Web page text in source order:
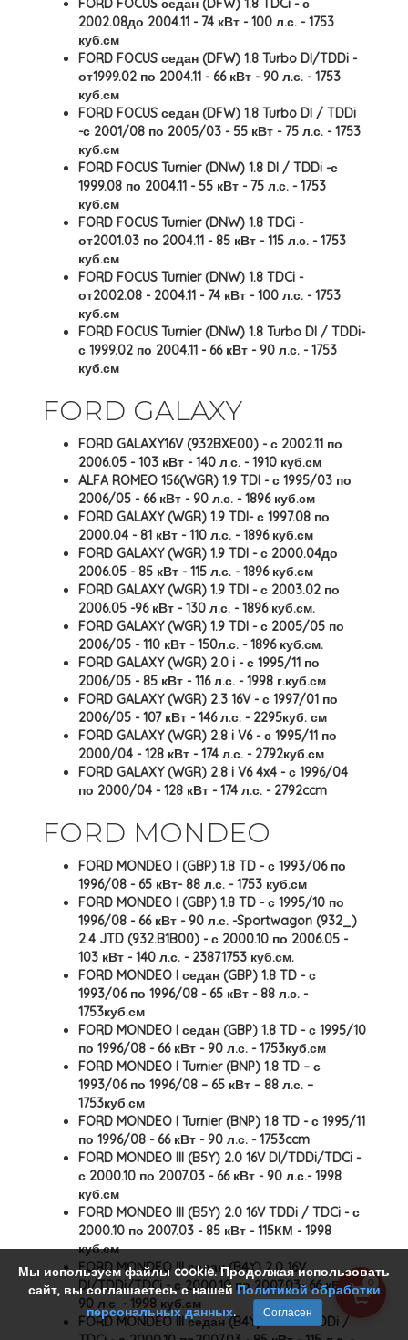
FORD FOCUS седан (DFW) 1.8 TDCi - с
2002.08до 2004.11 - 74 кВт - 100 л.с. - 1753
куб.см
FORD FOCUS седан (DFW) 1.8 Turbo DI/TDDi -
от1999.02 по 2004.11 - 66 кВт - 90 л.с. - 1753
куб.см
FORD FOCUS седан (DFW) 1.8 Turbo DI / TDDi
-с 2001/08 по 2005/03 - 55 кВт - 75 л.с. - 1753
куб.см
FORD FOCUS Turnier (DNW) 1.8 DI / TDDi -с
1999.08 по 2004.11 - 55 кВт - 75 л.с. - 1753
куб.см
FORD FOCUS Turnier (DNW) 1.8 TDCi -
от2001.03 по 2004.11 - 85 кВт - 115 л.с. - 1753
куб.см
FORD FOCUS Turnier (DNW) 1.8 TDCi -
от2002.08 - 2004.11 - 74 кВт - 100 л.с. - 1753
куб.см
FORD FOCUS Turnier (DNW) 1.8 Turbo DI / TDDi-
с 1999.02 по 2004.11 - 66 кВт - 90 л.с. - 1753
куб.см
FORD GALAXY
FORD GALAXY16V (932BXE00) - с 2002.11 по
2006.05 - 103 кВт - 140 л.с. - 1910 куб.см
ALFA ROMEO 156(WGR) 1.9 TDI - с 1995/03 по
2006/05 - 66 кВт - 90 л.с. - 1896 куб.см
FORD GALAXY (WGR) 1.9 TDI- с 1997.08 по
2000.04 - 81 кВт - 110 л.с. - 1896 куб.см
FORD GALAXY (WGR) 1.9 TDI - с 2000.04до
2006.05 - 85 кВт - 115 л.с. - 1896 куб.см
FORD GALAXY (WGR) 1.9 TDI - с 2003.02 по
2006.05 -96 кВт - 130 л.с. - 1896 куб.см.
FORD GALAXY (WGR) 1.9 TDI - с 2005/05 по
2006/05 - 110 кВт - 150л.с. - 1896 куб.см.
FORD GALAXY (WGR) 2.0 i - с 1995/11 по
2006/05 - 85 кВт - 116 л.с. - 1998 г.куб.см
FORD GALAXY (WGR) 2.3 16V - с 1997/01 по
2006/05 - 107 кВт - 146 л.с. - 2295куб. см
FORD GALAXY (WGR) 2.8 i V6 - с 1995/11 по
2000/04 - 128 кВт - 174 л.с. - 2792куб.см
FORD GALAXY (WGR) 2.8 i V6 4x4 - с 1996/04
по 2000/04 - 128 кВт - 174 л.с. - 2792ccm
FORD MONDEO
FORD MONDEO I (GBP) 1.8 TD - с 1993/06 по
1996/08 - 65 кВт- 88 л.с. - 1753 куб.см
FORD MONDEO I (GBP) 1.8 TD - с 1995/10 по
1996/08 - 66 кВт - 90 л.с. -Sportwagon (932_)
2.4 JTD (932.B1B00) - с 2000.10 по 2006.05 -
103 кВт - 140 л.с. - 23871753 куб.см.
FORD MONDEO I седан (GBP) 1.8 TD - с
1993/06 по 1996/08 - 65 кВт - 88 л.с. -
1753куб.см
FORD MONDEO I седан (GBP) 1.8 TD - с 1995/10
по 1996/08 - 66 кВт - 90 л.с. - 1753куб.см
FORD MONDEO I Turnier (BNP) 1.8 TD – с
1993/06 по 1996/08 – 65 кВт – 88 л.с. –
1753куб.см
FORD MONDEO I Turnier (BNP) 1.8 TD - с 1995/11
по 1996/08 - 66 кВт - 90 л.с. - 1753ccm
FORD MONDEO III (B5Y) 2.0 16V DI/TDDi/TDCi -
с 2000.10 по 2007.03 - 66 кВт - 90 л.с.- 1998
куб.см
FORD MONDEO III (B5Y) 2.0 16V TDDi / TDCi - с
2000.10 по 2007.03 - 85 кВт - 115КМ - 1998
куб.см
FORD MONDEO III седан (B4Y) 2.0 16V
DI/TDDi/TDCi - с 2000.10 по 2007.03- 66 кВт -
90 л.с. - 1998 куб.см
FORD MONDEO III седан (B4Y) 2.0 16V TDDi /
0
Мы используем файлы cookie. Продолжая использовать
сайт, вы соглашаетесь с нашейПолитикой обработки
персональных данных. Согласен